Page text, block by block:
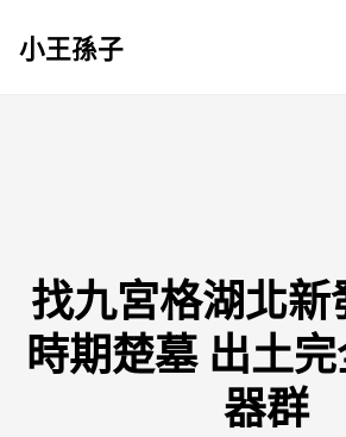
小王孫子
找九宮格湖北新
時期楚墓 出土
器群